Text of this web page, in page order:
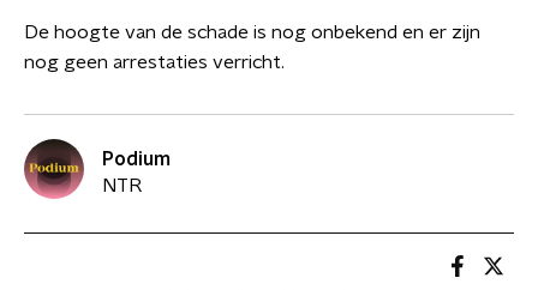
De hoogte van de schade is nog onbekend en er zijn
nog geen arrestaties verricht.
Podium
NTR